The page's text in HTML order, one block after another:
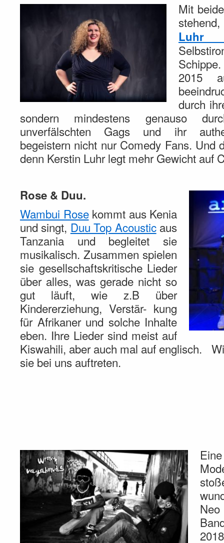
Mit
Luhr
2015
durch
sondern mindestens genauso
unverfälschten Gags und ihr
begeistern nicht nur Comedy Fans. Und
denn Kerstin Luhr legt mehr Gewicht auf
Rose & Duu.
Wambui Rosekommt aus Kenia
und singt, Duu Top Acousticaus
Tanzania und begleitet sie
musikalisch. Zusammen spielen
sie gesellschaftskritische Lieder
über alles, was gerade nicht so
gut läuft, wie z.B über
Kindererziehung, Verstär- kung
für Afrikaner und solche Inhalte
eben. Ihre Lieder sind meist auf
Kiswahili, aber auch mal auf englisch.
sie bei uns auftreten.